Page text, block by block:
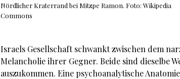
Nördlicher Kraterrand bei Mitzpe Ramon. Foto: Wikipedia
Commons
Israels Gesellschaft schwankt zwischen dem
Melancholie ihrer Gegner. Beide sind dieselbe
auszukommen. Eine psychoanalytische